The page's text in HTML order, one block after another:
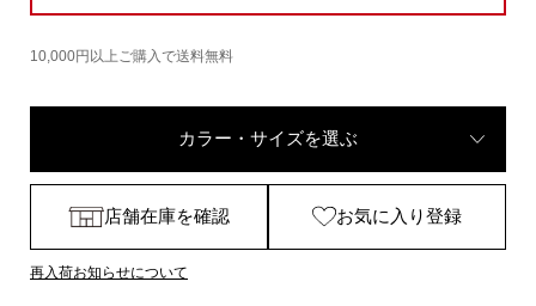
10,000円以上ご購入で送料無料
カラー・サイズを選ぶ
店舗在庫を確認 お気に入り登録
再入荷お知らせについて